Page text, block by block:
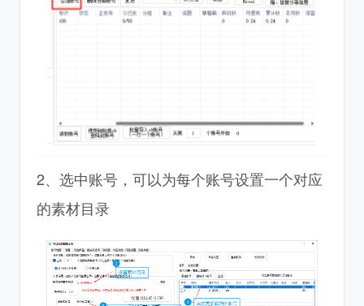
2、选中账号，可以为每个账号设置一个对应
的素材目录